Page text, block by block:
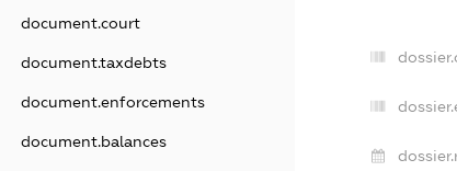
document.court
document.taxdebts
document.enforcements
document.balances